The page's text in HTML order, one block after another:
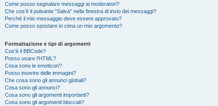
Come posso segnalare messaggi ai moderatori?
Che cos’è il pulsante “Salva” nella finestra di invio dei messaggi?
Perché il mio messaggio deve essere approvato?
Come posso spostare in cima un mio argomento?
Formattazione e tipi di argomenti
Cos’è il BBCode?
Posso usare l’HTML?
Cosa sono le emoticon?
Posso inserire delle immagini?
Che cosa sono gli annunci globali?
Cosa sono gli annunci?
Cosa sono gli argomenti importanti?
Cosa sono gli argomenti bloccati?